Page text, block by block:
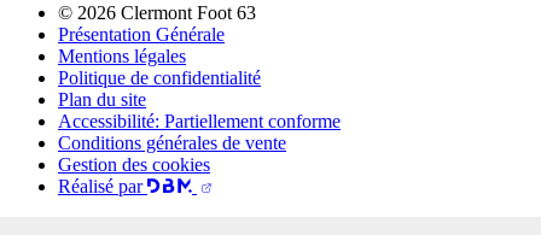
© 2026 Clermont Foot 63
Présentation Générale
Mentions légales
Politique de confidentialité
Plan du site
Accessibilité: Partiellement conforme
Conditions générales de vente
Gestion des cookies
Réalisé par